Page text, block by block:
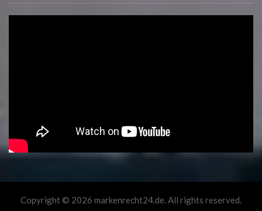
Copyright © 2026 markenrecht24.de. All rights reserved.